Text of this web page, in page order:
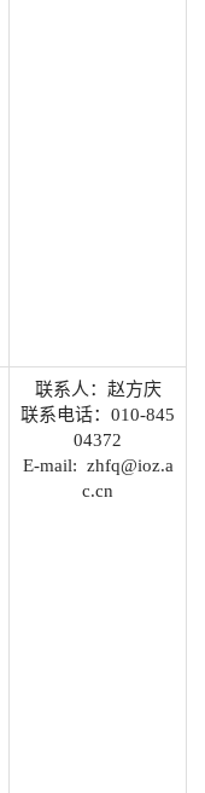
联系人：赵方庆
联系电话：010-845
04372
E-mail: zhfq@ioz.a
c.cn